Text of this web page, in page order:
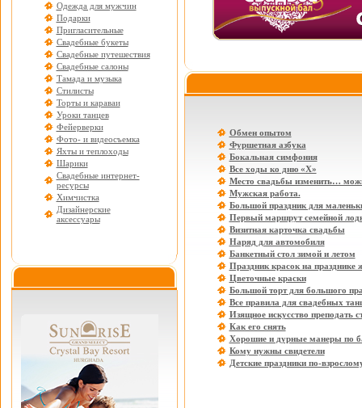
Одежда для мужчин
Подарки
Пригласительные
Свадебные букеты
Свадебные путешествия
Свадебные салоны
Тамада и музыка
Стилисты
Торты и караваи
Уроки танцев
Фейерверки
Фото- и видеосъемка
Яхты и теплоходы
Шарики
Свадебные интернет-
ресурсы
Химчистка
Дизайнерские
аксессуары
Обмен опытом
Фуршетная азбука
Бокальная симфония
Все ходы ко дню «Х»
Место свадьбы изменить…
Мужская работа.
Большой праздник для
Первый маршрут семейной
Визитная карточка свадьбы
Наряд для автомобиля
Банкетный стол зимой и летом
Праздник красок на празднике
Цветочные краски
Большой торт для большого
Все правила для свадебных
Изящное искусство преподать
Как его снять
Хорошие и дурные манеры по
Кому нужны свидетели
Детские праздники по-